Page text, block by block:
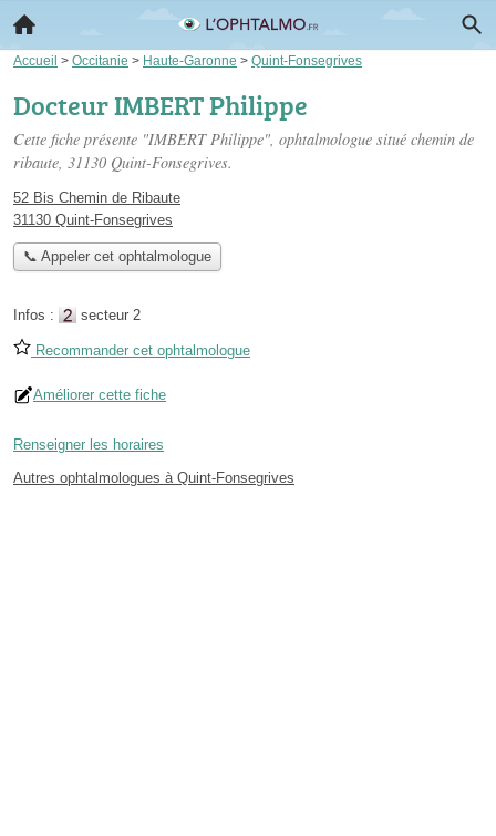
Accueil > Occitanie > Haute-Garonne > Quint-Fonsegrives
Docteur IMBERT Philippe
Cette fiche présente "IMBERT Philippe", ophtalmologue situé chemin de
ribaute, 31130 Quint-Fonsegrives.
52 Bis Chemin de Ribaute
31130 Quint-Fonsegrives
📞 Appeler cet ophtalmologue
Infos : secteur 2
Recommander cet ophtalmologue
Améliorer cette fiche
Renseigner les horaires
Autres ophtalmologues à Quint-Fonsegrives